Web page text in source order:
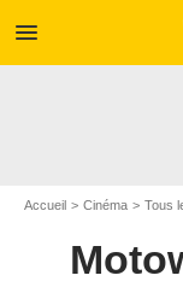
menu
Accueil Cinéma Tous